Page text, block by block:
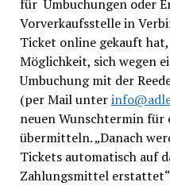
für Umbuchungen oder
Vorverkaufsstelle in
Ticket online gekauft
Möglichkeit, sich wegen
Umbuchung mit der
(per Mail unter
neuen Wunschtermin für
übermitteln. „Danach
Tickets automatisch auf
Zahlungsmittel